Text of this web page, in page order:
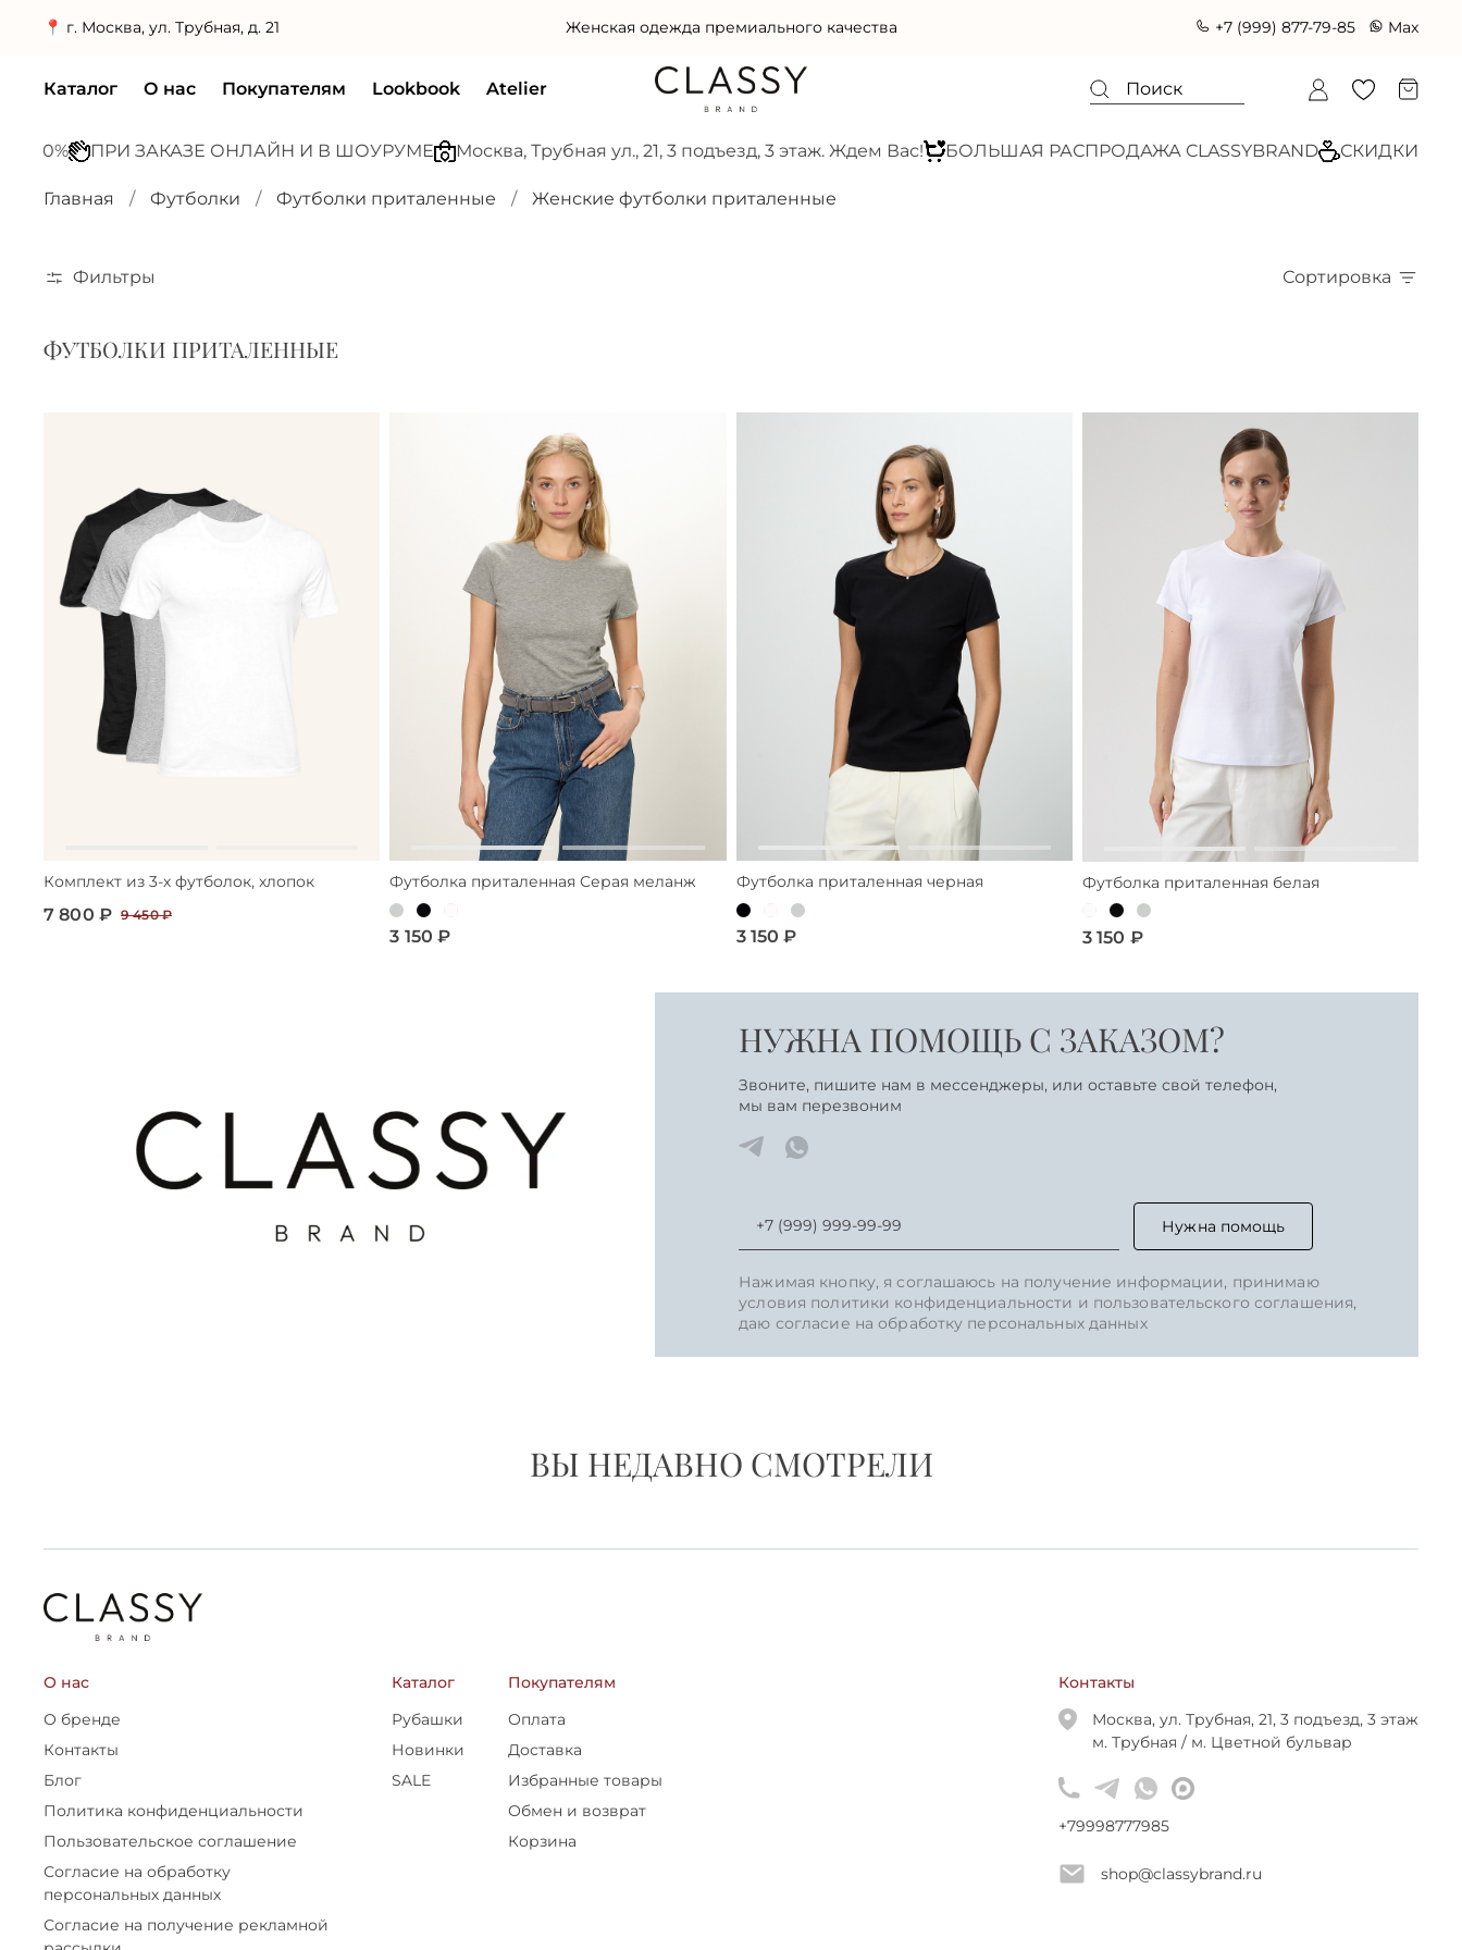
📍 г. Москва, ул. Трубная, д. 21 Женская одежда премиального качества +7 (999) 877-79-85 Max
Каталог О нас Покупателям Lookbook Atelier
ПРИ ЗАКАЗЕ ОНЛАЙН И В ШОУРУМЕ Москва, Трубная ул., 21, 3 подъезд, 3 этаж. Ждем Вас! БОЛЬШАЯ РАСПРОДАЖА CLASSYBRAND СКИДКИ ДО 60%
Главная Футболки Футболки приталенные Женские футболки приталенные
Фильтры Сортировка
ФУТБОЛКИ ПРИТАЛЕННЫЕ
Комплект из 3-х футболок, хлопок
7 800 ₽ 9 450 ₽
Футболка приталенная Серая меланж
3 150 ₽
Футболка приталенная черная
3 150 ₽
Футболка приталенная белая
3 150 ₽
НУЖНА ПОМОЩЬ С ЗАКАЗОМ?
Звоните, пишите нам в мессенджеры, или оставьте свой телефон,
мы вам перезвоним
Нужна помощь
Нажимая кнопку, я соглашаюсь на получение информации, принимаю
условия политики конфиденциальности и пользовательского соглашения,
даю согласие на обработку персональных данных
ВЫ НЕДАВНО СМОТРЕЛИ
О нас
О бренде
Контакты
Блог
Политика конфиденциальности
Пользовательское соглашение
Согласие на обработку
персональных данных
Согласие на получение рекламной
Каталог
Рубашки
Новинки
SALE
Покупателям
Оплата
Доставка
Избранные товары
Обмен и возврат
Корзина
Контакты
Москва, ул. Трубная, 21, 3 подъезд, 3 этаж
м. Трубная / м. Цветной бульвар
+79998777985
shop@classybrand.ru